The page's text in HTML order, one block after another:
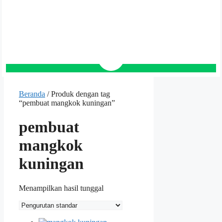
Beranda / Produk dengan tag
“pembuat mangkok kuningan”
pembuat
mangkok
kuningan
Menampilkan hasil tunggal